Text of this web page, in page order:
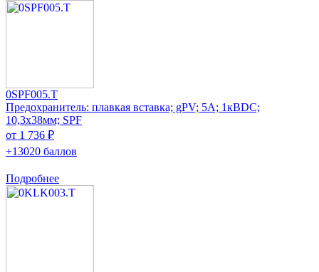
0SPF005.T
Предохранитель: плавкая вставка; gPV; 5А; 1кВDC;
10,3x38мм; SPF
от 1 736 ₽
+13020 баллов
Подробнее